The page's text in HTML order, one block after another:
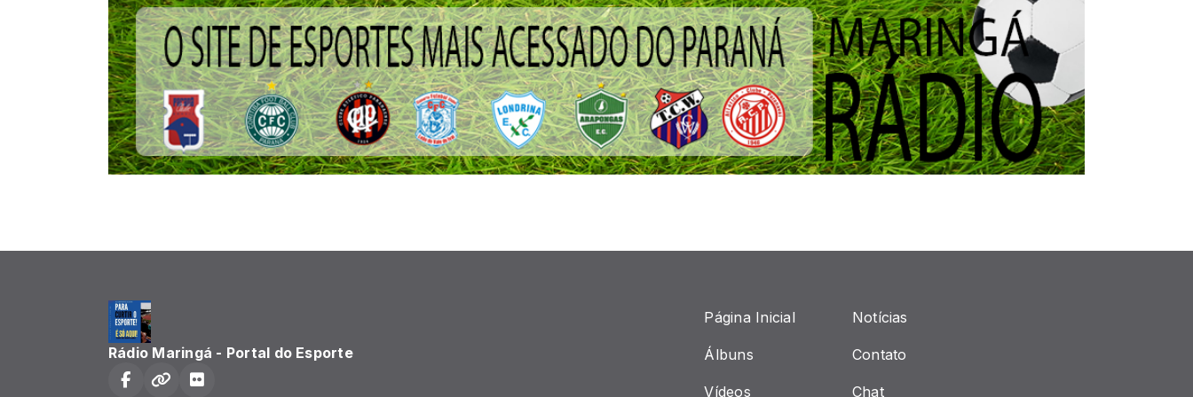
Rádio Maringá - Portal do Esporte
Página Inicial
Álbuns
Vídeos
Notícias
Contato
Chat